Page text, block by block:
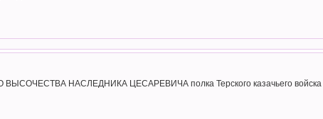
ВЫСОЧЕСТВА НАСЛЕДНИКА ЦЕСАРЕВИЧА полка Терского казачьего войска